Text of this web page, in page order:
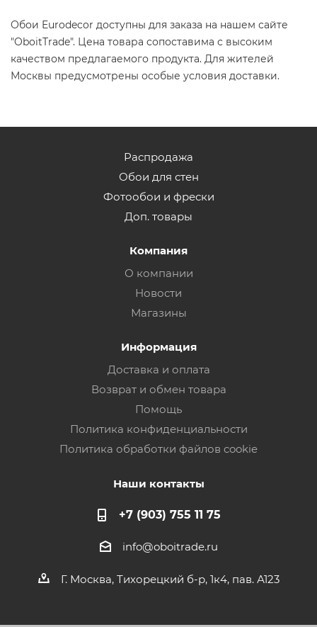
Обои Eurodecor доступны для заказа на нашем сайте
"OboitTrade". Цена товара сопоставима с высоким
качеством предлагаемого продукта. Для жителей
Москвы предусмотрены особые условия доставки.
Распродажа
Обои для стен
Фотообои и фрески
Доп. товары
Компания
О компании
Новости
Магазины
Информация
Доставка и оплата
Возврат и обмен товара
Помощь
Политика конфиденциальности
Политика обработки файлов cookie
Наши контакты
+7 (903) 755 11 75
info@oboitrade.ru
Г. Москва, Тихорецкий б-р, 1к4, пав. А123